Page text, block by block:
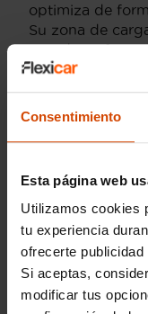
Consentimiento
Esta página web
Utilizamos cookies
tu experiencia
ofrecerte
Si aceptas,
modificar tus
optimiza de
Su zona de
grandes
declarando una
hasta 14,8
convencionales
ofreciendo una
varios europalés
Interior
Máximo
La cabina de